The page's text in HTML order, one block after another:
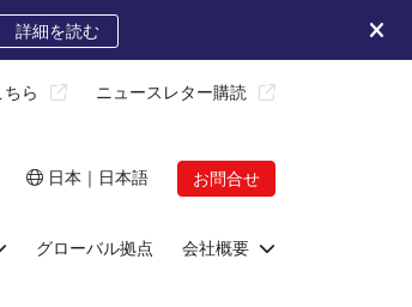
詳細を読む
ら ニュースレター購読
日本｜日本語 お問合せ
グローバル拠点 会社概要